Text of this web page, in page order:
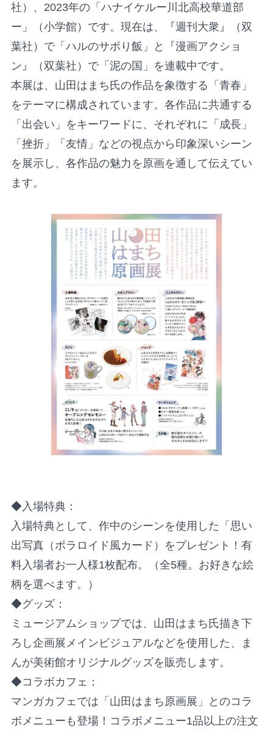
社）、2023年の「ハナイケルー川北高校華道部
ー」（小学館）です。現在は、『週刊大衆』（双
葉社）で「ハルのサボり飯」と『漫画アクショ
ン』（双葉社）で「泥の国」を連載中です。
本展は、山田はまち氏の作品を象徴する「青春」
をテーマに構成されています。各作品に共通する
「出会い」をキーワードに、それぞれに「成長」
「挫折」「友情」などの視点から印象深いシーン
を展示し、各作品の魅力を原画を通して伝えてい
ます。
◆入場特典：
入場特典として、作中のシーンを使用した「思い
出写真（ポラロイド風カード）をプレゼント！有
料入場者お一人様1枚配布。（全5種。お好きな絵
柄を選べます。）
◆グッズ：
ミュージアムショップでは、山田はまち氏描き下
ろし企画展メインビジュアルなどを使用した、ま
んが美術館オリジナルグッズを販売します。
◆コラボカフェ：
マンガカフェでは「山田はまち原画展」とのコラ
ボメニューも登場！コラボメニュー1品以上の注文